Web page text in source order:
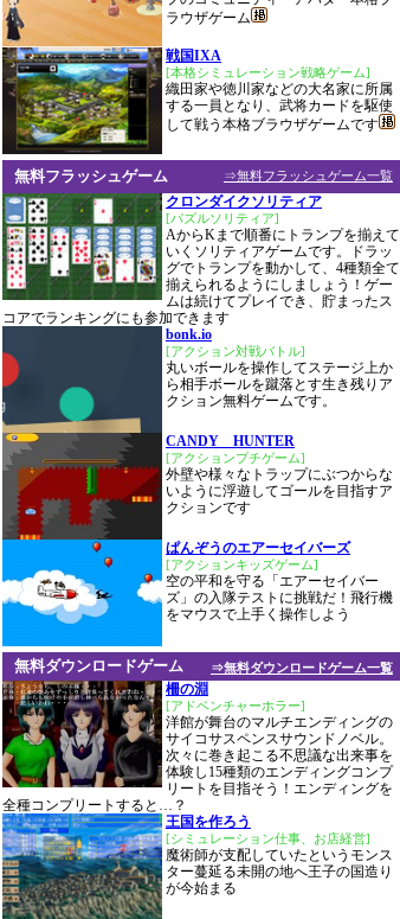
ラウザゲーム
戦国IXA
[本格シミュレーション戦略ゲーム]
織田家や徳川家などの大名家に所属
する一員となり、武将カードを駆使
して戦う本格ブラウザゲームです
⇒無料フラッシュゲーム一覧
無料フラッシュゲーム
クロンダイクソリティア
[パズルソリティア]
AからKまで順番にトランプを揃えて
いくソリティアゲームです。ドラッ
グでトランプを動かして、4種類全て
揃えられるようにしましょう！ゲー
ムは続けてプレイでき、貯まったス
コアでランキングにも参加できます
bonk.io
[アクション対戦バトル]
丸いボールを操作してステージ上か
ら相手ボールを蹴落とす生き残りア
クション無料ゲームです。
CANDY HUNTER
[アクションプチゲーム]
外壁や様々なトラップにぶつからな
いように浮遊してゴールを目指すア
クションです
ぱんぞうのエアーセイバーズ
[アクションキッズゲーム]
空の平和を守る「エアーセイバー
ズ」の入隊テストに挑戦だ！飛行機
をマウスで上手く操作しよう
⇒無料ダウンロードゲーム一覧
無料ダウンロードゲーム
柵の淵
[アドベンチャーホラー]
洋館が舞台のマルチエンディングの
サイコサスペンスサウンドノベル。
次々に巻き起こる不思議な出来事を
体験し15種類のエンディングコンプ
リートを目指そう！エンディングを
全種コンプリートすると…？
王国を作ろう
[シミュレーション仕事、お店経営]
魔術師が支配していたというモンス
ター蔓延る未開の地へ王子の国造り
が今始まる